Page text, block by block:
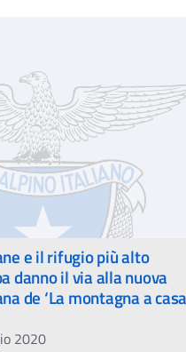
e il rifugio più alto
danno il via alla nuova
de ‘La montagna a
2020